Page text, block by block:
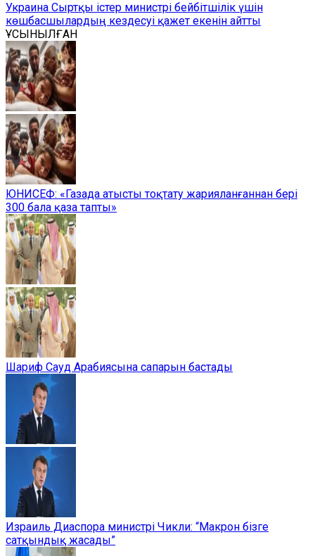
Украина Сыртқы істер министрі бейбітшілік үшін
көшбасшылардың кездесуі қажет екенін айтты
ҰСЫНЫЛҒАН
ЮНИСЕФ: «Газада атысты тоқтату жарияланғаннан бері
300 бала қаза тапты»
Шариф Сауд Арабиясына сапарын бастады
Израиль Диаспора министрі Чикли: “Макрон бізге
сатқындық жасады”